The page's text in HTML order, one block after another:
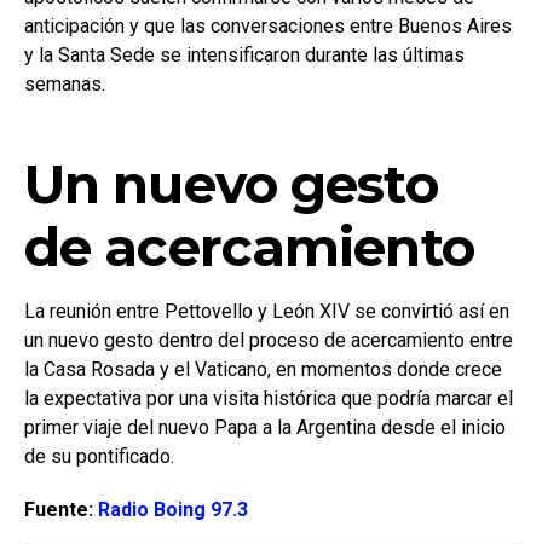
anticipación y que las conversaciones entre Buenos Aires
y la Santa Sede se intensificaron durante las últimas
semanas.
Un nuevo gesto
de acercamiento
La reunión entre Pettovello y León XIV se convirtió así en
un nuevo gesto dentro del proceso de acercamiento entre
la Casa Rosada y el Vaticano, en momentos donde crece
la expectativa por una visita histórica que podría marcar el
primer viaje del nuevo Papa a la Argentina desde el inicio
de su pontificado.
Fuente: Radio Boing 97.3